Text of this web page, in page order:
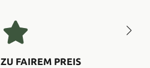
FAIREM PREIS